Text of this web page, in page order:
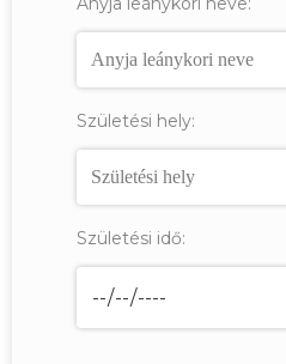
Születési hely:
Születési idő: